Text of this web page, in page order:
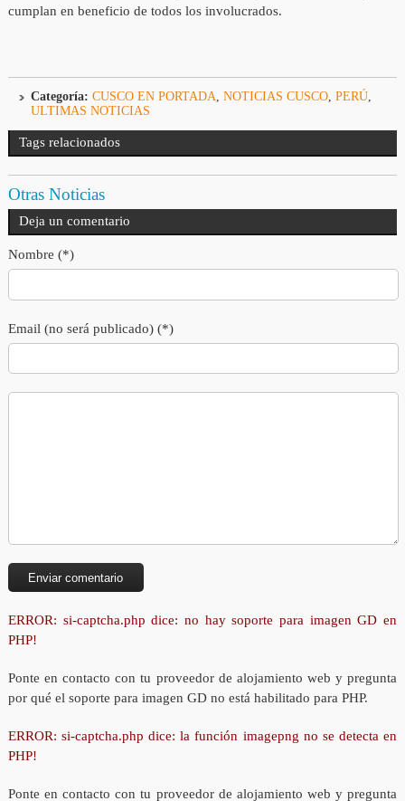
cumplan en beneficio de todos los involucrados.
Categoría: CUSCO EN PORTADA, NOTICIAS CUSCO, PERÚ,
ULTIMAS NOTICIAS
Tags relacionados
Otras Noticias
Deja un comentario
Nombre (*)
Email (no será publicado) (*)
ERROR: si-captcha.php dice: no hay soporte para imagen GD en
PHP!
Ponte en contacto con tu proveedor de alojamiento web y pregunta
por qué el soporte para imagen GD no está habilitado para PHP.
ERROR: si-captcha.php dice: la función imagepng no se detecta en
PHP!
Ponte en contacto con tu proveedor de alojamiento web y pregunta